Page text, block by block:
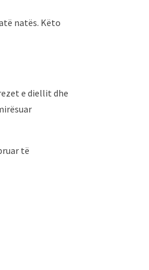
natës. Këto
e diellit dhe
të